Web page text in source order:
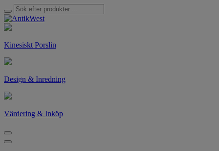
Kinesiskt Porslin
Design & Inredning
Värdering & Inköp